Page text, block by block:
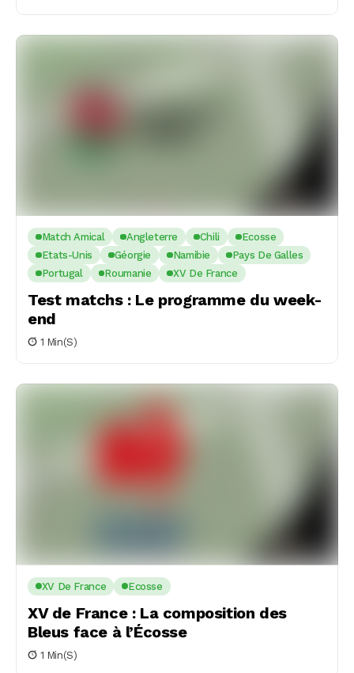
Match Amical Angleterre Chili
Ecosse
Etats-Unis
Géorgie Namibie
Pays De Galles
Portugal
Roumanie XV De France
Test matchs : Le programme du week-
end
1 Min(s)
XV De France Ecosse
XV de France : La composition des
Bleus face à l’Écosse
1 Min(s)